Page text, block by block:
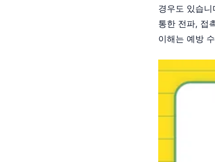
경우도 있습
통한 전파, 접
이해는 예방